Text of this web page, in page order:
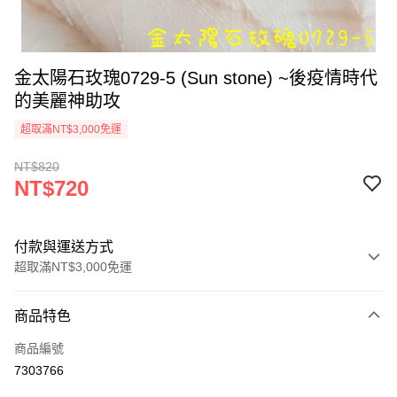
金太陽石玫瑰0729-5 (Sun stone) ~後疫情時代
的美麗神助攻
超取滿NT$3,000免運
NT$820
NT$720
付款與運送方式
超取滿NT$3,000免運
信用卡一次付款
超商取貨付款
商品特色
商品編號
7303766